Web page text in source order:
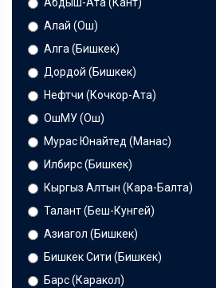
Абдыш-Ата (Кант)
Алай (Ош)
Алга (Бишкек)
Дордой (Бишкек)
Нефтчи (Кочкор-Ата)
ОшМУ (Ош)
Мурас Юнайтед (Манас)
Илбирс (Бишкек)
Кыргыз Алтын (Кара-Балта)
Талант (Беш-Кунгей)
Азиагол (Бишкек)
Бишкек Сити (Бишкек)
Барс (Каракол)